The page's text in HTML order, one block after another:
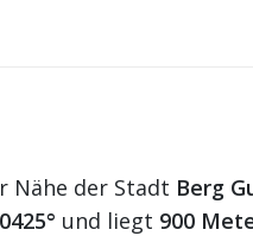
Nähe der Stadt Berg
und liegt 900